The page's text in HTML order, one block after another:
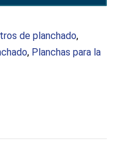
de planchado,
, Planchas para la